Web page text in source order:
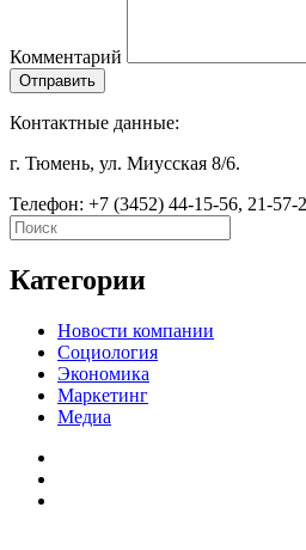
Комментарий
Отправить
Контактные данные:
г. Тюмень, ул. Миусская 8/6.
Телефон: +7 (3452) 44-15-56, 21-57-
Категории
Новости компании
Социология
Экономика
Маркетинг
Медиа